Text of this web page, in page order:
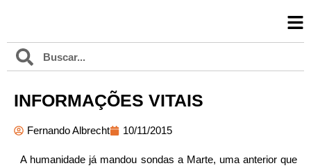
INFORMAÇÕES VITAIS
Fernando Albrecht 10/11/2015
A humanidade já mandou sondas a Marte, uma anterior que